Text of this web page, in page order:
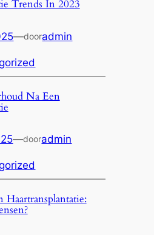
Trends In 2023
—dooradmin
Na Een
—dooradmin
Haartransplantatie: